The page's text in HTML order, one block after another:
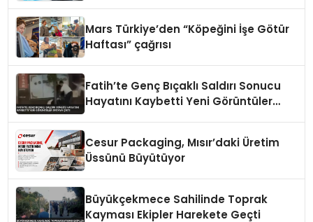
Mars Türkiye’den “Köpeğini İşe Götür
Haftası” çağrısı
Fatih’te Genç Bıçaklı Saldırı Sonucu
Hayatını Kaybetti Yeni Görüntüler
Cesur Packaging, Mısır’daki Üretim
Üssünü Büyütüyor
Büyükçekmece Sahilinde Toprak
Kayması Ekipler Harekete Geçti